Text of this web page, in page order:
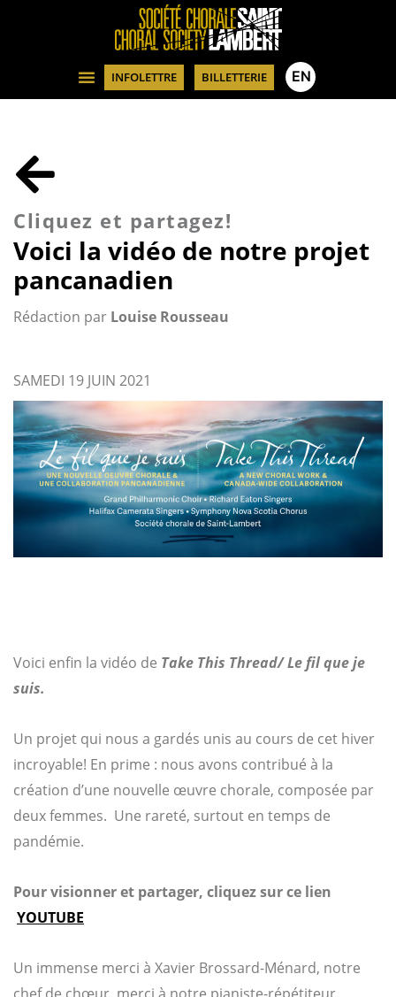
INFOLETTRE BILLETTERIE EN
Cliquez et partagez!
Voici la vidéo de notre projet
pancanadien
Rédaction par Louise Rousseau
SAMEDI 19 JUIN 2021
Voici enfin la vidéo de Take This Thread/ Le fil que je
suis.
Un projet qui nous a gardés unis au cours de cet hiver
incroyable! En prime : nous avons contribué à la
création d’une nouvelle œuvre chorale, composée par
deux femmes. Une rareté, surtout en temps de
pandémie.
Pour visionner et partager, cliquez sur ce lien
YOUTUBE
Un immense merci à Xavier Brossard-Ménard, notre